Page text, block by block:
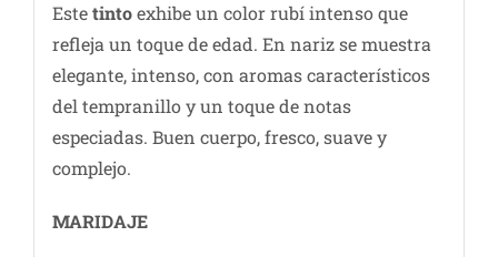
Estetintoexhibe un color rubí intenso que
refleja un toque de edad. En nariz se muestra
elegante, intenso, con aromas característicos
del tempranillo y un toque de notas
especiadas. Buen cuerpo, fresco, suave y
complejo.
MARIDAJE